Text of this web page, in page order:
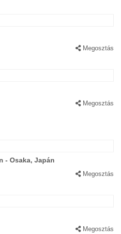
Megosztás
Megosztás
- Osaka, Japán
Megosztás
Megosztás